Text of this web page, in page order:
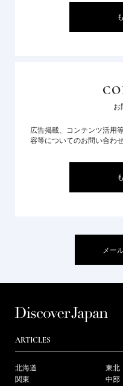
お
広告掲載、コンテンツ活用
容等についてのお問い合わ
メー
ARTICLES
北海道
東北
関東
中部